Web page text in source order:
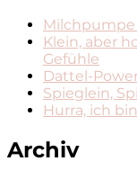
Milchpumpe
Klein, aber
Gefühle
Dattel-
Spieglein,
Hurra, ich
Archiv